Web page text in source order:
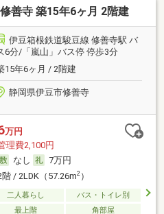
善寺 築15年6ヶ月 2階建
伊豆箱根鉄道駿豆線 修善寺駅 バ
6分/「嵐山」バス停 停歩3分
15年6ヶ月 / 2階建
静岡県伊豆市修善寺
万円
理費2,100円
なし
7万円
階 / 2LDK（57.26m2）
二人暮らし
バス・トイレ別
最上階 角部屋